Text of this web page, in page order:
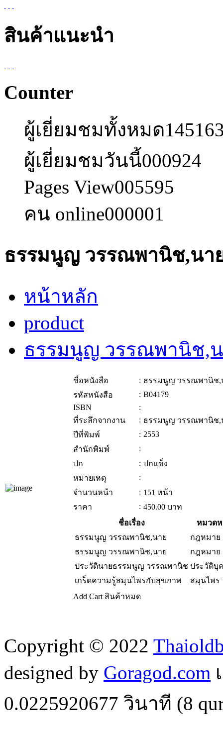
สินค้าแนะนำ
Counter
ผู้เยี่ยมชมทั้งหมด
ผู้เยี่ยมชมวันนี้000924
Pages View005595
คน online000001
ธรรมนูญ วรรณพานิช,นา
หน้าหลัก
product
ธรรมนูญ วรรณพานิช,
ชื่อหนังสือ : ธรรมนูญ วรรณพานิช,
รหัสหนังสือ
: B04179
ISBN
:
ที่ระลึกจากงาน
: ธรรมนูญ วรรณพานิช,
ปีที่พิมพ์
: 2553
สำนักพิมพ์
:
ปก
: ปกแข็ง
หมายเหตุ
:
จำนวนหน้า
: 151 หน้า
ราคา
: 450.00 บาท
ชื่อเรื่อง
หมวด
ธรรมนูญ วรรณพานิช,นาย
กฎหมาย
ธรรมนูญ วรรณพานิช,นาย
กฎหมาย
ประวัตินายธรรมนูญ วรรณพานิช ประวัติบุ
เกร็ดความรู้สมุนไพรกับสุขภาพ
สมุนไพร
Add Cart สินค้าหมด
Copyright © 2022
designed by Goragod.com
0.0225920677 วินาที (8